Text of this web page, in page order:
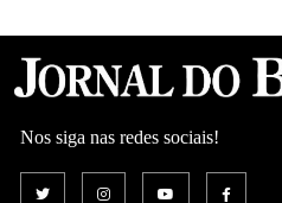
Nos siga nas redes sociais!